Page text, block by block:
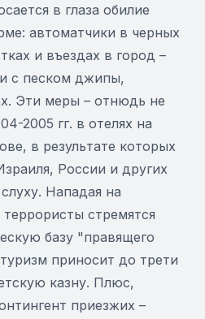
в глаза обилие
автоматчики в черных
и въездах в город –
с песком джипы,
Эти меры – отнюдь не
2005 гг. в отелях на
в результате которых
России и других
Нападая на
стремятся
базу "правящего
приносит до трети
казну. Плюс,
приезжих –